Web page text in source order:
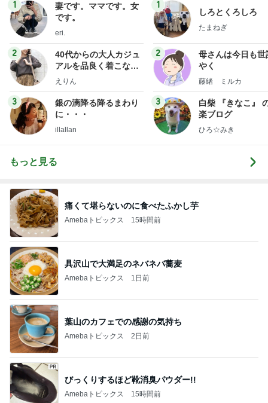
1
妻です。ママです。女
です。
eri.
2
40代からの大人カジュ
アルを品良く着こなす
ファッションブログ
えりん
3
銀の滴降る降るまわり
に・・・
illallan
1
しろとくろしろ
たまねぎ
2
母さんは今日も世
やく
藤緒 ミルカ
3
白柴 『きなこ』
楽ブログ
ひろ☆みき
もっと見る
痛くて堪らないのに食べたふかし芋
Amebaトピックス 15時間前
具沢山で大満足のネバネバ蕎麦
Amebaトピックス 1日前
葉山のカフェでの感謝の気持ち
Amebaトピックス 2日前
びっくりするほど靴消臭パウダー!!
Amebaトピックス 15時間前